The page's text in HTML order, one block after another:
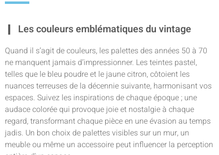
Les couleurs emblématiques du vintage
Quand il s’agit de couleurs, les palettes des années 50 à 70
ne manquent jamais d’impressionner. Les teintes pastel,
telles que le bleu poudre et le jaune citron, côtoient les
nuances terreuses de la décennie suivante, harmonisant vos
espaces. Suivez les inspirations de chaque époque ; une
audace colorée qui provoque joie et nostalgie à chaque
regard, transformant chaque pièce en une évasion au temps
jadis. Un bon choix de palettes visibles sur un mur, un
meuble ou même un accessoire peut influencer la perception